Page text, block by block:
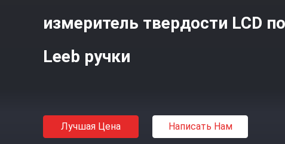
измеритель твердости LCD
Leeb ручки
Лучшая Цена Написать Нам